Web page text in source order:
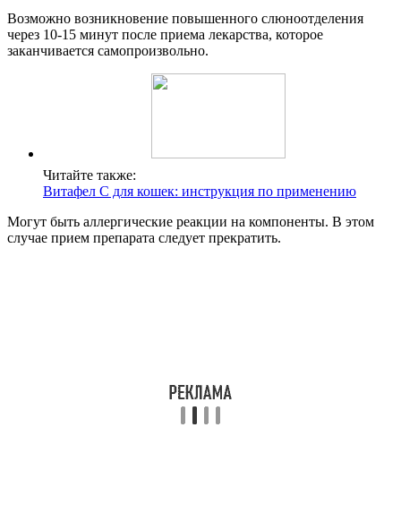
Возможно возникновение повышенного слюноотделения
через 10-15 минут после приема лекарства, которое
заканчивается самопроизвольно.
Читайте также:
Витафел С для кошек: инструкция по применению
Могут быть аллергические реакции на компоненты. В этом
случае прием препарата следует прекратить.